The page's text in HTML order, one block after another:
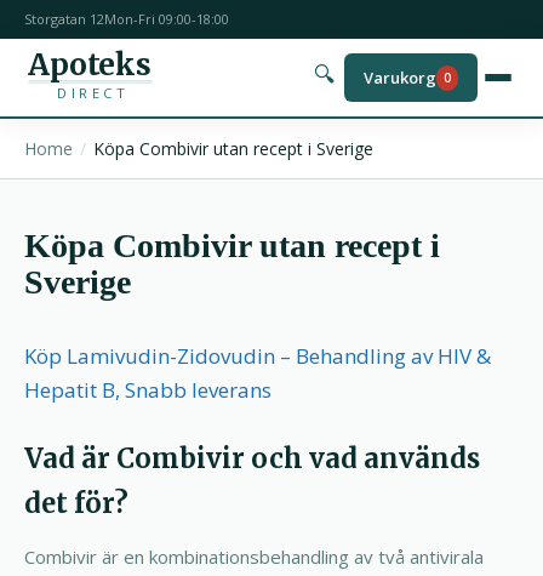
Storgatan 12Mon-Fri 09:00-18:00
Apoteks
DIRECT
🔍 Varukorg 0
Home Köpa Combivir utan recept i Sverige
Köpa Combivir utan recept i
Sverige
Köp Lamivudin-Zidovudin – Behandling av HIV &
Hepatit B, Snabb leverans
Vad är Combivir och vad används
det för?
Combivir är en kombinationsbehandling av två antivirala